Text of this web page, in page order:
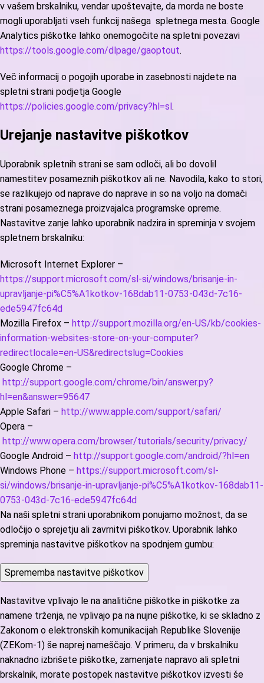
v vašem brskalniku, vendar upoštevajte, da morda ne boste
mogli uporabljati vseh funkcij našega spletnega mesta. Google
Analytics piškotke lahko onemogočite na spletni povezavi
https://tools.google.com/dlpage/gaoptout.
Več informacij o pogojih uporabe in zasebnosti najdete na
spletni strani podjetja Google
https://policies.google.com/privacy?hl=sl.
Urejanje nastavitve piškotkov
Uporabnik spletnih strani se sam odloči, ali bo dovolil
namestitev posameznih piškotkov ali ne. Navodila, kako to stori,
se razlikujejo od naprave do naprave in so na voljo na domači
strani posameznega proizvajalca programske opreme.
Nastavitve zanje lahko uporabnik nadzira in spreminja v svojem
spletnem brskalniku:
Microsoft Internet Explorer –
https://support.microsoft.com/sl-si/windows/brisanje-in-
upravljanje-pi%C5%A1kotkov-168dab11-0753-043d-7c16-
ede5947fc64d
Mozilla Firefox – http://support.mozilla.org/en-US/kb/cookies-
information-websites-store-on-your-computer?
redirectlocale=en-US&redirectslug=Cookies
Google Chrome –
http://support.google.com/chrome/bin/answer.py?
hl=en&answer=95647
Apple Safari – http://www.apple.com/support/safari/
Opera –
http://www.opera.com/browser/tutorials/security/privacy/
Google Android – http://support.google.com/android/?hl=en
Windows Phone – https://support.microsoft.com/sl-
si/windows/brisanje-in-upravljanje-pi%C5%A1kotkov-168dab11-
0753-043d-7c16-ede5947fc64d
Na naši spletni strani uporabnikom ponujamo možnost, da se
odločijo o sprejetju ali zavrnitvi piškotkov. Uporabnik lahko
spreminja nastavitve piškotkov na spodnjem gumbu:
Sprememba nastavitve piškotkov
Nastavitve vplivajo le na analitične piškotke in piškotke za
namene trženja, ne vplivajo pa na nujne piškotke, ki se skladno z
Zakonom o elektronskih komunikacijah Republike Slovenije
(ZEKom-1) še naprej nameščajo. V primeru, da v brskalniku
naknadno izbrišete piškotke, zamenjate napravo ali spletni
brskalnik, morate postopek nastavitve piškotkov izvesti še